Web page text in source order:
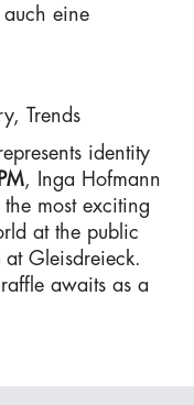
auch eine
Trends
identity
, Inga Hofmann
most exciting
at the public
at Gleisdreieck.
awaits as a